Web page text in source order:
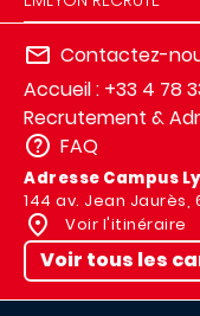
Contactez-
Accueil : +33 4 78
Recrutement &
FAQ
Adresse Campus
144 av. Jean Jaurès,
Voir l'itinéraire
Voir tous les